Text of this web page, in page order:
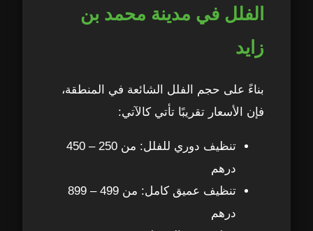
الفلل في مدينة محمد بن
زايد
بناءً على حجم الفلل الشائعة في المنطقة،
فإن الأسعار تقريبًا تأتي كالآتي:
تنظيف دوري للفلل: من 250 – 450
درهم
تنظيف عميق كامل: من 499 – 899
درهم